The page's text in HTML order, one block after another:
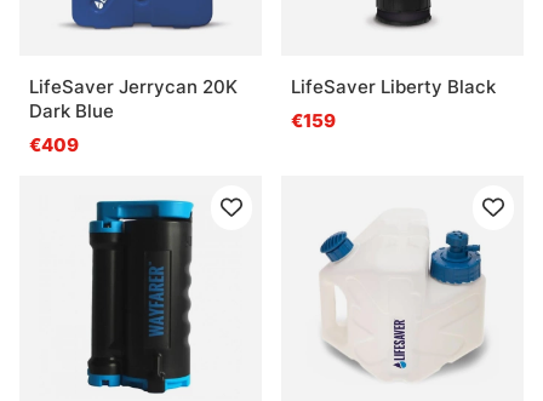
LifeSaver Jerrycan 20K
Dark Blue
€409
LifeSaver Liberty Black
€159